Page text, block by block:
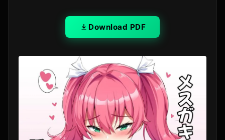
Download PDF